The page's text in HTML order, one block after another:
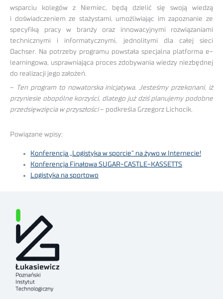
wsparciu kolegów z Niemiec, będą dzielić się swoją wiedzą
i doświadczeniem ze stażystami, umożliwiając im zapoznanie ze
specyfiką pracy w branży oraz innowacyjnymi rozwiązaniami
technicznymi i informatycznymi, jednolitymi dla całej sieci
Dachser. Na potrzeby programu powstała specjalna platforma e-
learningowa, usprawniająca proces zdobywania wiedzy niezbędnej
do realizacji jego założeń.
– Ten program to nowatorska inicjatywa. Jesteśmy przekonani, iż
przyniesie obopólne korzyści, dlatego już dziś planujemy podobne
przedsięwzięcia w przyszłości– podkreśla Grzegorz Lichocik.
Powiązane wpisy:
Konferencja „Logistyka w sporcie” na żywo w Internecie!
Konferencja Finałowa SUGAR-CASTLE-KASSETTS
Logistyka na sportowo